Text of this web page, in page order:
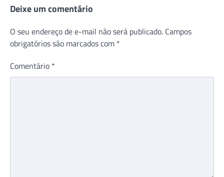
Deixe um comentário
O seu endereço de e-mail não será publicado. Campos
obrigatórios são marcados com *
Comentário *